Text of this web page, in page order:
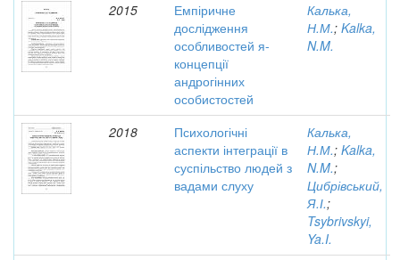
2015
Емпіричне
дослідження
особливостей я-
концепції
андрогінних
особистостей
Калька,
Н.М.; Kalka,
N.M.
2018
Психологічні
аспекти інтеграції в
суспільство людей з
вадами слуху
Калька,
Н.М.; Kalka,
N.M.;
Цибрівський,
Я.І.;
Tsybrivskyi,
Ya.I.